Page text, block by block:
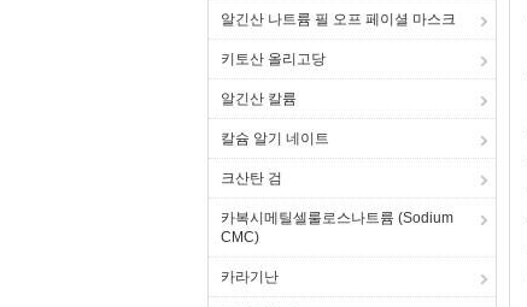
알긴산 나트륨 필 오프 페이셜 마스크
키토산 올리고당
알긴산 칼륨
칼슘 알기 네이트
크산탄 검
카복시메틸셀룰로스나트륨 (Sodium
CMC)
카라기난